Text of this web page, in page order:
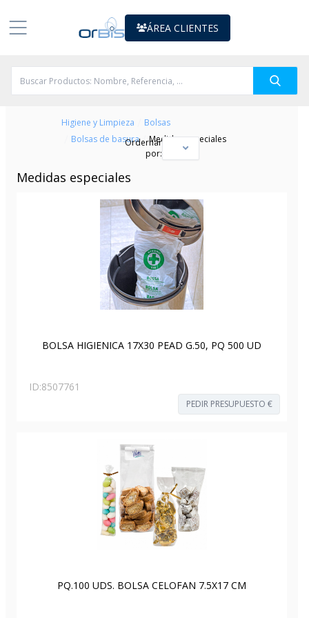
ÁREA CLIENTES
Higiene y Limpieza Bolsas
Bolsas de basura / Medidas especiales
Ordernar
por:
Medidas especiales
BOLSA HIGIENICA 17X30 PEAD G.50, PQ 500 UD
ID:8507761
PEDIR PRESUPUESTO €
PQ.100 UDS. BOLSA CELOFAN 7.5X17 CM